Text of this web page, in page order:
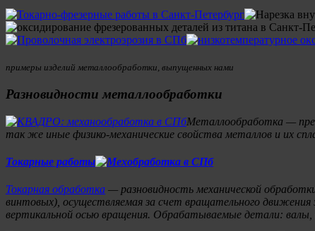
примеры изделий металлообработки, выпущенных нами
Разновидности металлообработки
Металлообработка —
так же иные физико-механические свойства металлов и их
Токарные работы
Токарная обработка — разновидность механической
винтовых), осуществляемая за счет вращательного
вертикальной осью вращения. Обрабатываемые детали: